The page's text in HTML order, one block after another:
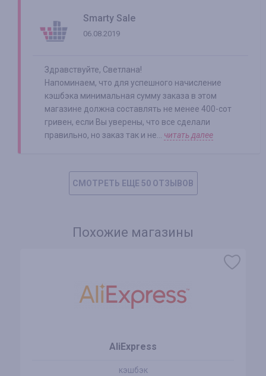
Smarty Sale
06.08.2019
Здравствуйте, Светлана!
Напоминаем, что для успешного начисление
кэшбэка минимальная сумму заказа в этом
магазине должна составлять не менее 400-сот
гривен, если Вы уверены, что все сделали
правильно, но заказ так и не... читать далее
СМОТРЕТЬ ЕЩЕ 50 ОТЗЫВОВ
Похожие магазины
AliExpress
кэшбэк